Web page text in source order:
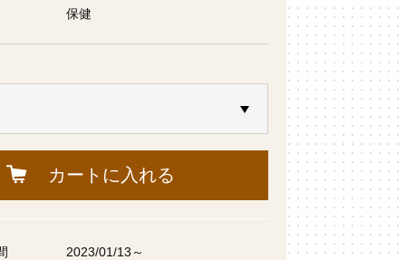
保健
カートに入れる
2023/01/13～